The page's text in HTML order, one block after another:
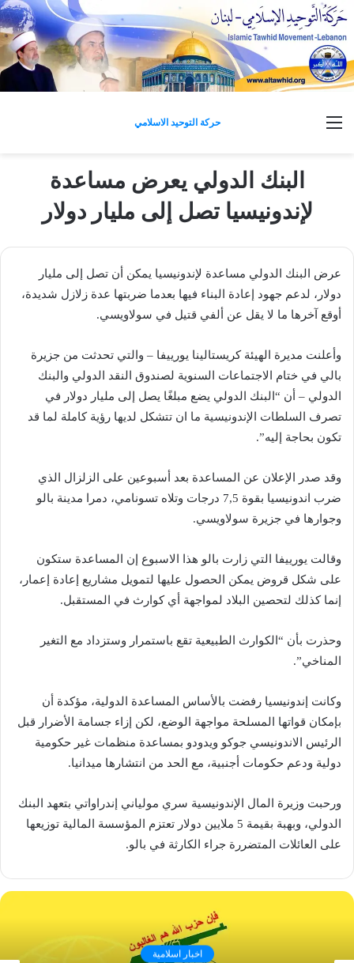
حركة التوحيد الاسلامي
البنك الدولي يعرض مساعدة
لإندونيسيا تصل إلى مليار دولار
عرض البنك الدولي مساعدة لإندونيسيا يمكن أن تصل إلى مليار
دولار، لدعم جهود إعادة البناء فيها بعدما ضربتها عدة زلازل شديدة،
أوقع آخرها ما لا يقل عن ألفي قتيل في سولاويسي.
وأعلنت مديرة الهيئة كريستالينا يورييفا – والتي تحدثت من جزيرة
بالي في ختام الاجتماعات السنوية لصندوق النقد الدولي والبنك
الدولي – أن “البنك الدولي يضع مبلغًا يصل إلى مليار دولار في
تصرف السلطات الإندونيسية ما ان تتشكل لديها رؤية كاملة لما قد
تكون بحاجة إليه”.
وقد صدر الإعلان عن المساعدة بعد أسبوعين على الزلزال الذي
ضرب اندونيسيا بقوة 7,5 درجات وتلاه تسونامي، دمرا مدينة بالو
وجوارها في جزيرة سولاويسي.
وقالت يورييفا التي زارت بالو هذا الاسبوع إن المساعدة ستكون
على شكل قروض يمكن الحصول عليها لتمويل مشاريع إعادة إعمار،
إنما كذلك لتحصين البلاد لمواجهة أي كوارث في المستقبل.
وحذرت بأن “الكوارث الطبيعية تقع باستمرار وستزداد مع التغير
المناخي”.
وكانت إندونيسيا رفضت بالأساس المساعدة الدولية، مؤكدة أن
بإمكان قواتها المسلحة مواجهة الوضع، لكن إزاء جسامة الأضرار قبل
الرئيس الاندونيسي جوكو ويدودو بمساعدة منظمات غير حكومية
دولية ودعم حكومات أجنبية، مع الحد من انتشارها ميدانيا.
ورحبت وزيرة المال الإندونيسية سري مولياني إندراواتي بتعهد البنك
الدولي، وبهبة بقيمة 5 ملايين دولار تعتزم المؤسسة المالية توزيعها
على العائلات المتضررة جراء الكارثة في بالو.
اخبار اسلامية